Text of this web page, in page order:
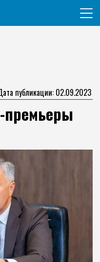
гражданин
публикации: 02.09.2023
премьеры